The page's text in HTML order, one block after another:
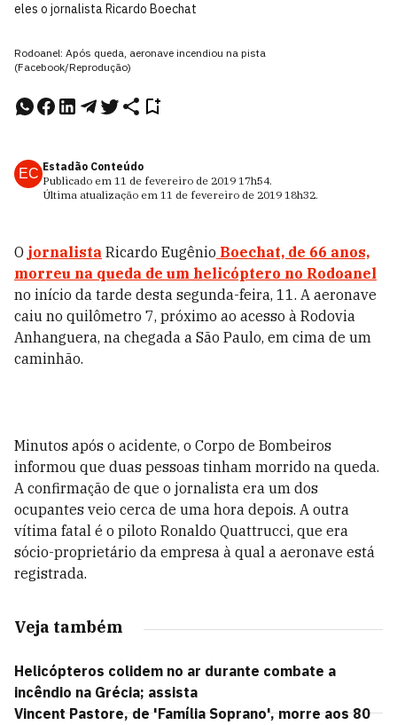
eles o jornalista Ricardo Boechat
Rodoanel: Após queda, aeronave incendiou na pista
(Facebook/Reprodução)
EC Estadão Conteúdo
Publicado em 11 de fevereiro de 2019 17h54.
Última atualização em 11 de fevereiro de 2019 18h32.
O jornalista Ricardo Eugênio Boechat, de 66 anos,
morreu na queda de um helicóptero no Rodoanel
no início da tarde desta segunda-feira, 11. A aeronave
caiu no quilômetro 7, próximo ao acesso à Rodovia
Anhanguera, na chegada a São Paulo, em cima de um
caminhão.
Minutos após o acidente, o Corpo de Bombeiros
informou que duas pessoas tinham morrido na queda.
A confirmação de que o jornalista era um dos
ocupantes veio cerca de uma hora depois. A outra
vítima fatal é o piloto Ronaldo Quattrucci, que era
sócio-proprietário da empresa à qual a aeronave está
registrada.
Veja também
Helicópteros colidem no ar durante combate a
incêndio na Grécia; assista
Vincent Pastore, de 'Família Soprano', morre aos 80